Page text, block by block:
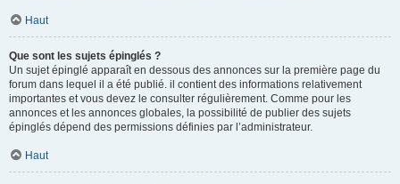
Haut
Que sont les sujets épinglés ?
Un sujet épinglé apparaît en dessous des annonces sur la première page du
forum dans lequel il a été publié. il contient des informations relativement
importantes et vous devez le consulter régulièrement. Comme pour les
annonces et les annonces globales, la possibilité de publier des sujets
épinglés dépend des permissions définies par l’administrateur.
Haut